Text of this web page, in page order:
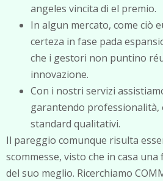
angeles vincita di el premio.
In algun mercato, come ciò
certeza in fase pada
che i gestori non puntino
innovazione.
Con i nostri servizi
garantendo professionalità,
standard qualitativi.
Il pareggio comunque risulta
scommesse, visto che in casa una
del suo meglio. Ricerchiamo